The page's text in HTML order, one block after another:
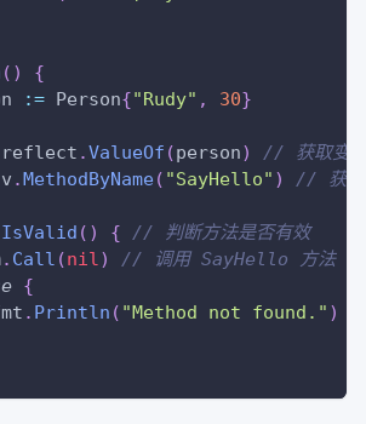
( )
{
:= Person{"Rudy" , 30}
reflect .ValueOf (person)
// 获取变
v . MethodByName( "SayHello" ) // 获取
IsValid ( ) {
// 判断方法是否有效
. Call (nil)
// 调用 SayHello 方法
{
. Println ( "Method not found." )